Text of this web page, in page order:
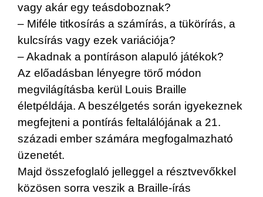
vagy akár egy teásdoboznak?
– Miféle titkosírás a számírás, a tükörírás, a
kulcsírás vagy ezek variációja?
– Akadnak a pontíráson alapuló játékok?
Az előadásban lényegre törő módon
megvilágításba kerül Louis Braille
életpéldája. A beszélgetés során igyekeznek
megfejteni a pontírás feltalálójának a 21.
századi ember számára megfogalmazható
üzenetét.
Majd összefoglaló jelleggel a résztvevőkkel
közösen sorra veszik a Braille-írás